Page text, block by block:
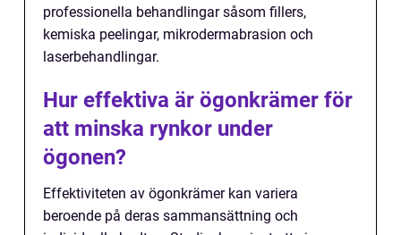
professionella behandlingar såsom fillers,
kemiska peelingar, mikrodermabrasion och
laserbehandlingar.
Hur effektiva är ögonkrämer för
att minska rynkor under
ögonen?
Effektiviteten av ögonkrämer kan variera
beroende på deras sammansättning och